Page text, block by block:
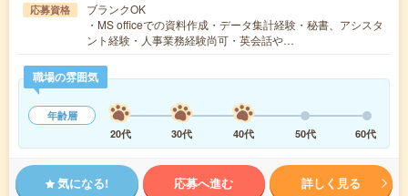
応募資格
ブランクOK
・MS officeでの資料作成・データ集計経験・秘書、アシスタ
ント経験・人事業務経験尚可・英会話や…
職場の雰囲気
年齢層
20代
30代 40代 50代 60代
気になる! 応募へ進む 詳しく見る